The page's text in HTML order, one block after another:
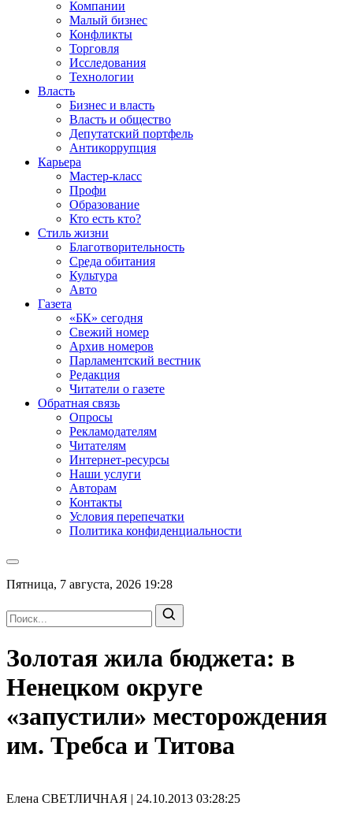
Компании
Малый бизнес
Конфликты
Торговля
Исследования
Технологии
Власть
Бизнес и власть
Власть и общество
Депутатский портфель
Антикоррупция
Карьера
Мастер-класс
Профи
Образование
Кто есть кто?
Стиль жизни
Благотворительность
Среда обитания
Культура
Авто
Газета
«БК» сегодня
Свежий номер
Архив номеров
Парламентский вестник
Редакция
Читатели о газете
Обратная связь
Опросы
Рекламодателям
Читателям
Интернет-ресурсы
Наши услуги
Авторам
Контакты
Условия перепечатки
Политика конфиденциальности
Пятница, 7 августа, 2026 19:28
Золотая жила бюджета: в
Ненецком округе
«запустили» месторождения
им. Требса и Титова
Елена СВЕТЛИЧНАЯ | 24.10.2013 03:28:25